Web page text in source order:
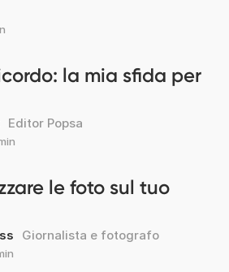
la mia sfida per
Editor Popsa
le foto sul tuo
Giornalista e fotografo